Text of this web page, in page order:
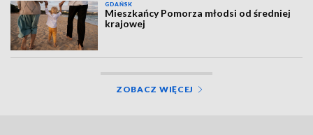
GDAŃSK
Mieszkańcy Pomorza młodsi od średniej
krajowej
ZOBACZ WIĘCEJ